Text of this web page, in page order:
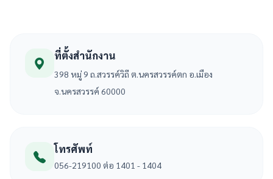
ที่ตั้งสำนักงาน
398 หมู่ 9 ถ.สวรรค์วิถี ต.นครสวรรค์ตก อ.เมือง
จ.นครสวรรค์ 60000
โทรศัพท์
056-219100 ต่อ 1401 - 1404